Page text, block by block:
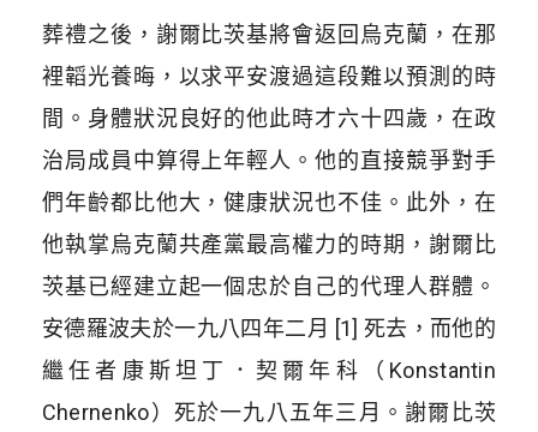
葬禮之後，謝爾比茨基將會返回烏克蘭，在那
裡韜光養晦，以求平安渡過這段難以預測的時
間。身體狀況良好的他此時才六十四歲，在政
治局成員中算得上年輕人。他的直接競爭對手
們年齡都比他大，健康狀況也不佳。此外，在
他執掌烏克蘭共產黨最高權力的時期，謝爾比
茨基已經建立起一個忠於自己的代理人群體。
安德羅波夫於一九八四年二月 [1] 死去，而他的
繼任者康斯坦丁．契爾年科（ Konstantin
Chernenko）死於一九八五年三月。謝爾比茨